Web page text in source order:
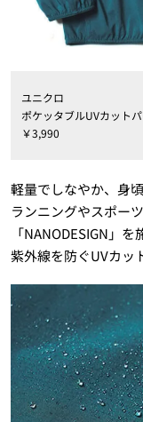
ユニクロ
ポケッタブルUVカット
￥3,990
軽量でしなやか、身
ランニングやスポー
「NANODESIGN」
紫外線を防ぐUVカッ